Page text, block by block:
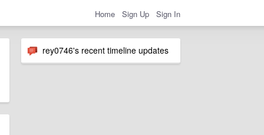
Home Sign Up Sign In
rey0746's recent timeline updates